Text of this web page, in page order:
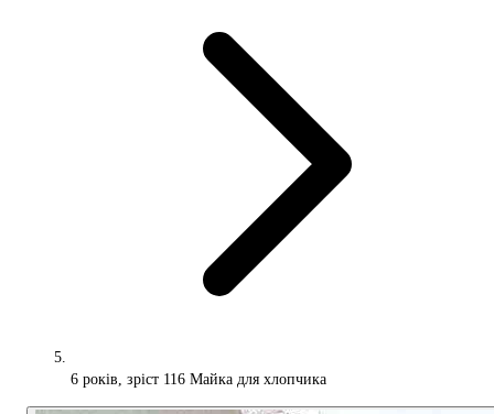
6 років, зріст 116 Майка для хлопчика